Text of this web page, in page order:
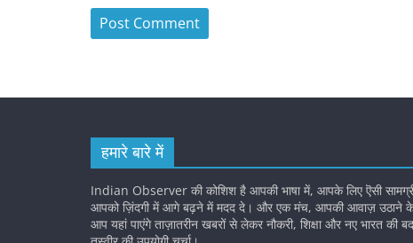
हमारे बारे में
Indian Observer की कोशिश है आपकी भाषा में, आपके लिए ऎसी
आपको ज़िंदगी में आगे बढ़ने में मदद दे। और एक मंच, आपकी आवाज़ उठाने
आप यहां पाएंगे ताज़ातरीन खबरों से लेकर नौकरी, शिक्षा और नए भारत की